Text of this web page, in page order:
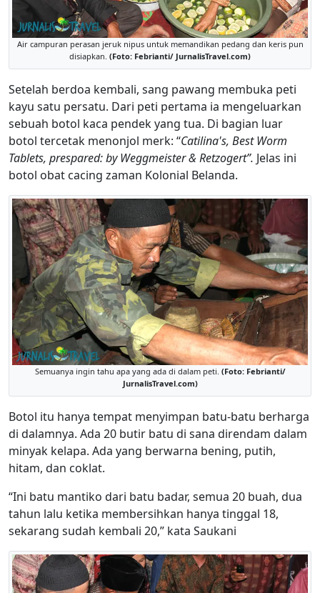
Air campuran perasan jeruk nipus untuk memandikan pedang dan keris pun
disiapkan. (Foto: Febrianti/ JurnalisTravel.com)
Setelah berdoa kembali, sang pawang membuka peti
kayu satu persatu. Dari peti pertama ia mengeluarkan
sebuah botol kaca pendek yang tua. Di bagian luar
botol tercetak menonjol merk: “Catilina's, Best Worm
Tablets, prespared: by Weggmeister & Retzogert”. Jelas ini
botol obat cacing zaman Kolonial Belanda.
Semuanya ingin tahu apa yang ada di dalam peti. (Foto: Febrianti/
JurnalisTravel.com)
Botol itu hanya tempat menyimpan batu-batu berharga
di dalamnya. Ada 20 butir batu di sana direndam dalam
minyak kelapa. Ada yang berwarna bening, putih,
hitam, dan coklat.
“Ini batu mantiko dari batu badar, semua 20 buah, dua
tahun lalu ketika membersihkan hanya tinggal 18,
sekarang sudah kembali 20,” kata Saukani